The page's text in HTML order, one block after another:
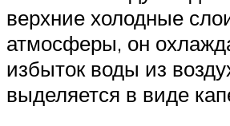
верхние холодные
атмосферы, он
избыток воды из
выделяется в виде